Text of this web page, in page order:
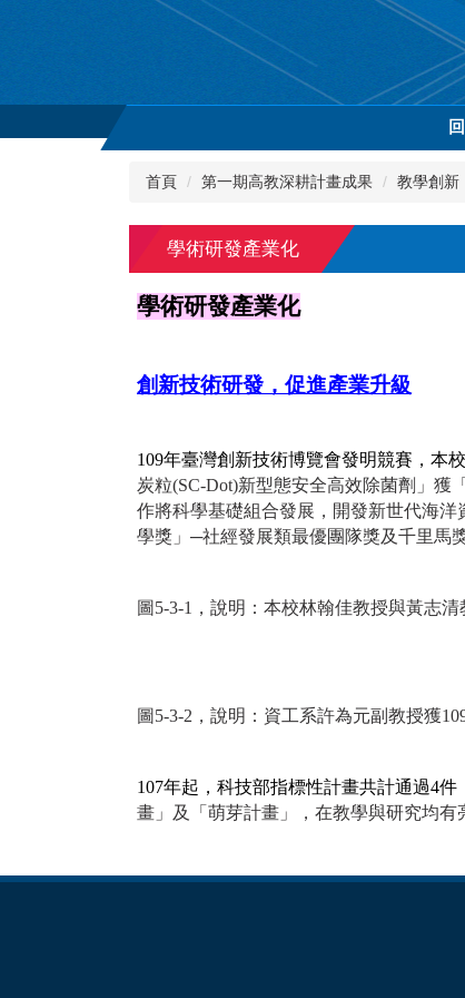
內
首頁 第一期高教深耕計畫成果 教學創新
學術研發產業化
學術研發產業化
創新技術研發，促進產業升級
109年臺灣創新技術博覽會發明競賽，本
炭粒(SC-Dot)新型態安全高效除菌劑」
作將科學基礎組合發展，開發新世代海
學獎」─社經發展類最優團隊獎及千里馬
圖5-3-1，說明：本校林翰佳教授與黃志清
圖5-3-2，說明：資工系許為元副教授獲
107年起，科技部指標性計畫共計通過4件
畫」及「萌芽計畫」，在教學與研究均有